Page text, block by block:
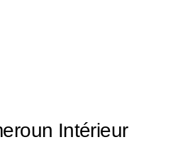
Intérieur